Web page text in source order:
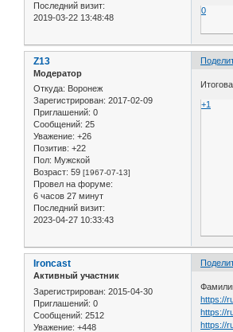
Последний визит:
2019-03-22 13:48:48
0
Z13
Модератор
Откуда: Воронеж
Зарегистрирован: 2017-02-09
Приглашений: 0
Сообщений: 25
Уважение: +26
Позитив: +22
Пол: Мужской
Возраст: 59 [1967-07-13]
Провел на форуме:
6 часов 27 минут
Последний визит:
2023-04-27 10:33:43
+1
Ironcast
Активный участник
Зарегистрирован: 2015-04-30
Приглашений: 0
Сообщений: 2512
Уважение: +448
https://
https://
https://